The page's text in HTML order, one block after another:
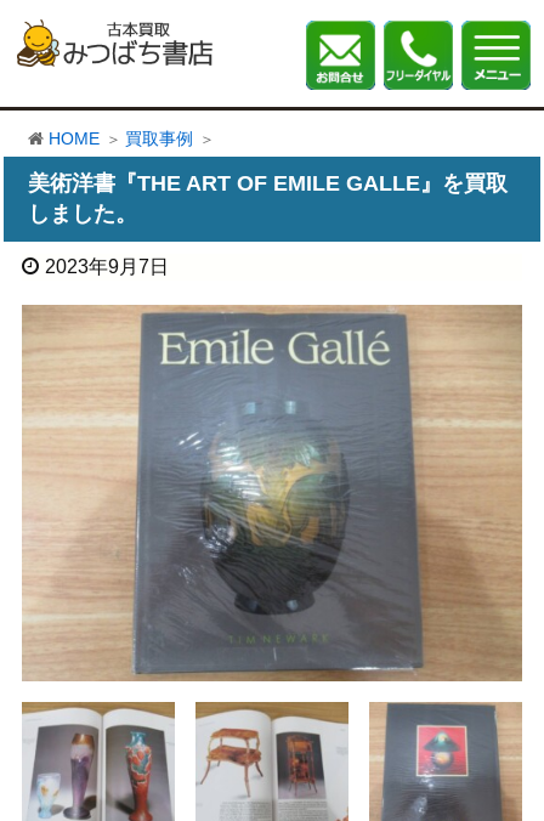
HOME 買取事例
美術洋書『THE ART OF EMILE GALLE』を買取
しました。
2023年9月7日